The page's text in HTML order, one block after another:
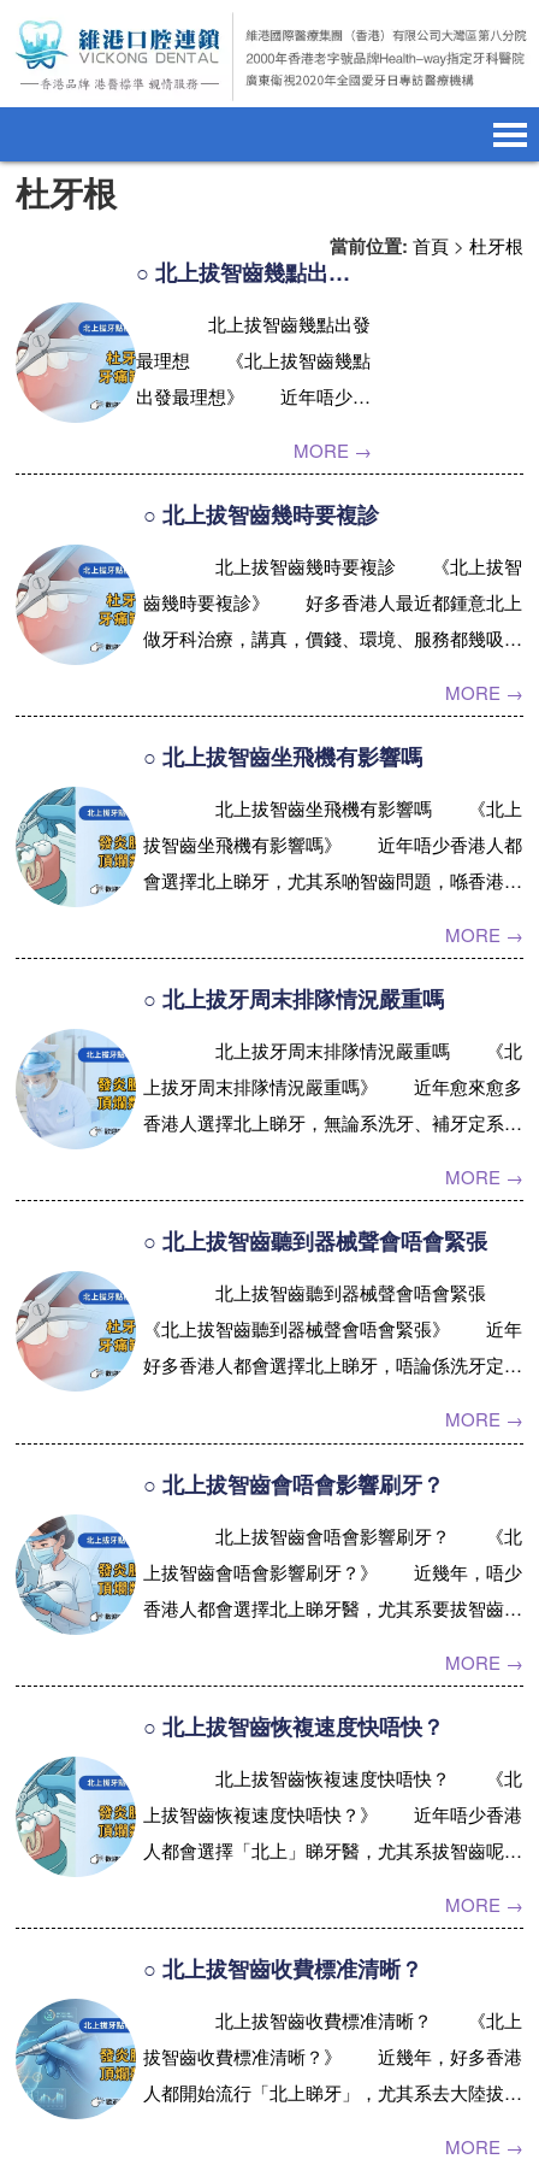
首頁home page
醫生介紹
醫療新聞medical news
種植牙dental implant
箍牙orthodontics
charge standard
預約牙醫contact us
澳門電話預約
WhatsApp預約
杜牙根
當前位置: 首頁> 杜牙根
○ 北上拔智齒幾點出發最理想
北上拔智齒幾點出發
最理想 《北上拔智齒幾點
出發最理想》 近年唔少香
一來服務選擇多，二來時間彈
性大。不過，去到內地拔智
便訂個時間就得。點樣...【詳
情】
MORE →
○ 北上拔智齒幾時要複診
北上拔智齒幾時要複診 《北上拔智
齒幾時要複診》 好多香港人最近都鍾意北上
做牙科治療，講真，價錢、環境、服務都幾吸
齒之後幾時要複診？」其實呢個問題無...【詳
情】
MORE →
○ 北上拔智齒坐飛機有影響嗎
北上拔智齒坐飛機有影響嗎 《北上
拔智齒坐飛機有影響嗎》 近年唔少香港人都
會選擇北上睇牙，尤其系啲智齒問題，喺香港處
不過，好多朋友都會擔心一個問題—...【詳情】
MORE →
○ 北上拔牙周末排隊情況嚴重嗎
北上拔牙周末排隊情況嚴重嗎 《北
上拔牙周末排隊情況嚴重嗎》 近年愈來愈多
香港人選擇北上睇牙，無論系洗牙、補牙定系拔
過，隨住風氣愈嚟愈盛，不少人都會關...【詳
情】
MORE →
○ 北上拔智齒聽到器械聲會唔會緊張
北上拔智齒聽到器械聲會唔會緊張
《北上拔智齒聽到器械聲會唔會緊張》 近年
好多香港人都會選擇北上睇牙，唔論係洗牙定係
舒服，服務又唔錯。不過講到拔智齒...【詳情】
MORE →
○ 北上拔智齒會唔會影響刷牙？
北上拔智齒會唔會影響刷牙？ 《北
上拔智齒會唔會影響刷牙？》 近幾年，唔少
香港人都會選擇北上睇牙醫，尤其系要拔智齒呢
約相對容易，二來有啲朋友覺得北上...【詳情】
MORE →
○ 北上拔智齒恢複速度快唔快？
北上拔智齒恢複速度快唔快？ 《北
上拔智齒恢複速度快唔快？》 近年唔少香港
人都會選擇「北上」睇牙醫，尤其系拔智齒呢件
出來又痛又頂住嘅智慧齒。咁問題就...【詳情】
MORE →
○ 北上拔智齒收費標准清晰？
北上拔智齒收費標准清晰？ 《北上
拔智齒收費標准清晰？》 近幾年，好多香港
人都開始流行「北上睇牙」，尤其系去大陸拔智
MORE →